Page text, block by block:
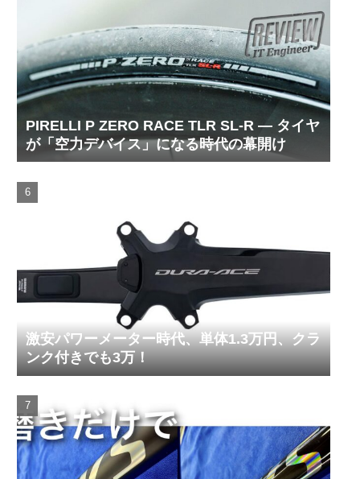
PIRELLI P ZERO RACE TLR SL-R ― タイヤ
が「空力デバイス」になる時代の幕開け
激安パワーメーター時代、単体1.3万円、クラ
ンク付きでも3万！